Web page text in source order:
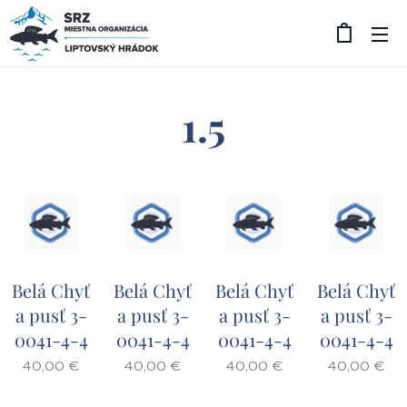
1.5
Belá Chyť
a pusť 3-
0041-4-4
40,00 €
Belá Chyť
a pusť 3-
0041-4-4
40,00 €
Belá Chyť
a pusť 3-
0041-4-4
40,00 €
Belá Chyť
a pusť 3-
0041-4-4
40,00 €